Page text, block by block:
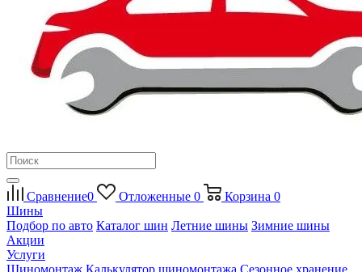
Сравнение0 Отложенные 0 Корзина 0
Шины
Подбор по авто Каталог шин Летние шины Зимние шины
Акции
Услуги
Шиномонтаж Калькулятор шиномонтажа Сезонное хранение